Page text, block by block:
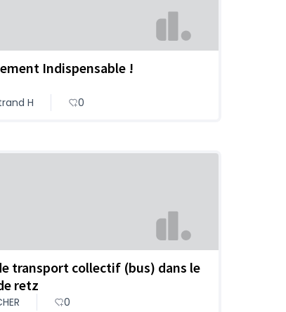
Indispensable !
H 0
transport collectif (bus) dans le
retz
0